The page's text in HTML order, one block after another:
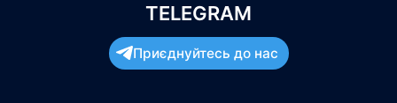
TELEGRAM
Приєднуйтесь до нас